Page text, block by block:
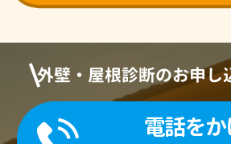
外壁・屋根診断のお申し